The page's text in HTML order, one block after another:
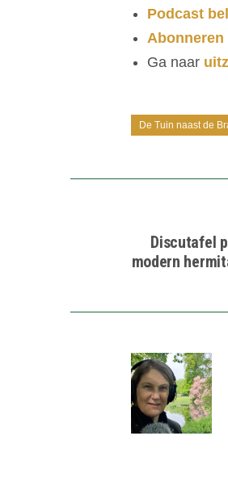
Podcast
Ga naar
De Tuin naast de
Discutafel
modern